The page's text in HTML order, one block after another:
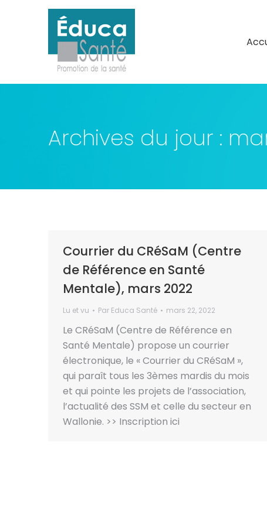
Archives du jour :
Courrier du CRéSaM (Centre
de Référence en Santé
Mentale), mars 2022
Lu et vu Par Educa Santé mars 22, 2022
Le CRéSaM (Centre de Référence en
Santé Mentale) propose un courrier
électronique, le « Courrier du CRéSaM »,
qui paraît tous les 3èmes mardis du mois
et qui pointe les projets de l’association,
l’actualité des SSM et celle du secteur en
Wallonie. >> Inscription ici